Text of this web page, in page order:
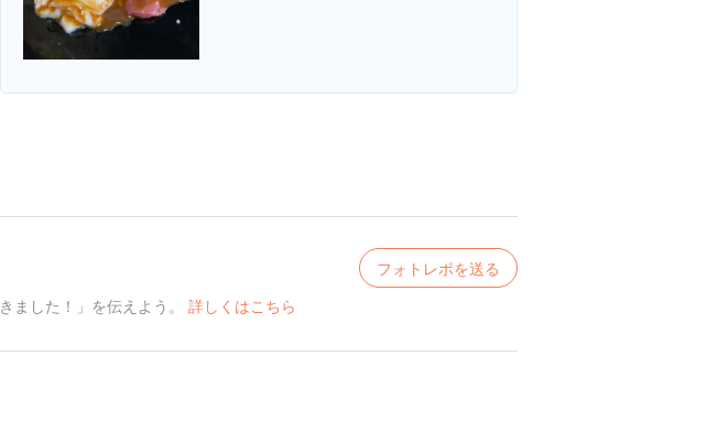
フォトレポを送る
ました！」を伝えよう。 詳しくはこちら